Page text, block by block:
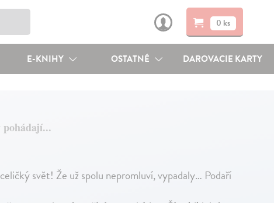
0 ks
E-KNIHY OSTATNÉ DAROVACIE KARTY
svět! Že už spolu nepromluví, vypadaly… Podaří